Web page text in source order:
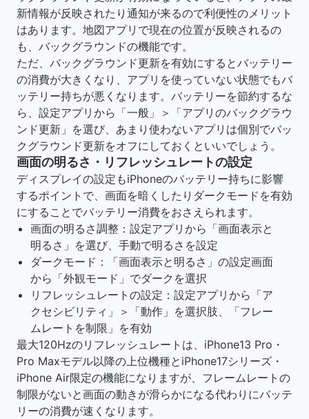
新情報が反映されたり通知が来るので利便性のメリット
はあります。地図アプリで現在の位置が反映されるの
も、バックグラウンドの機能です。
ただ、バックグラウンド更新を有効にするとバッテリー
の消費が大きくなり、アプリを使っていない状態でもバ
ッテリー持ちが悪くなります。バッテリーを節約するな
ら、設定アプリから「一般」＞「アプリのバックグラウ
ンド更新」を選び、あまり使わないアプリは個別でバッ
クグラウンド更新をオフにしておくといいでしょう。
画面の明るさ・リフレッシュレートの設定
ディスプレイの設定もiPhoneのバッテリー持ちに影響
するポイントで、画面を暗くしたりダークモードを有効
にすることでバッテリー消費をおさえられます。
画面の明るさ調整：設定アプリから「画面表示と
明るさ」を選び、手動で明るさを設定
ダークモード：「画面表示と明るさ」の設定画面
から「外観モード」でダークを選択
リフレッシュレートの設定：設定アプリから「ア
クセシビリティ」＞「動作」を選択肢、「フレー
ムレートを制限」を有効
最大120Hzのリフレッシュレートは、iPhone13 Pro・
Pro Maxモデル以降の上位機種とiPhone17シリーズ・
iPhone Air限定の機能になりますが、フレームレートの
制限がないと画面の動きが滑らかになる代わりにバッテ
リーの消費が速くなります。